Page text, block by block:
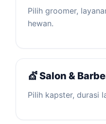
Pilih groomer,
hewan.
💇 Salon &
Pilih kapster, durasi